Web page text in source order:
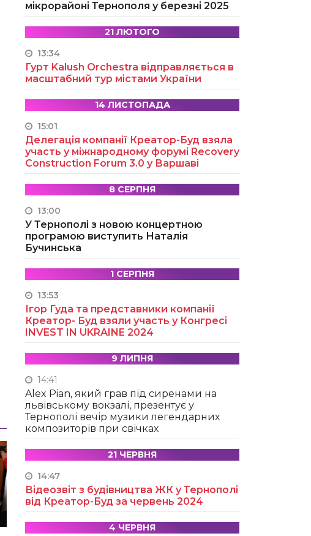
мікрорайоні Тернополя у березні 2025
21 ЛЮТОГО
13:34
Гурт Kalush Orchestra відправляється в
масштабний тур містами України
14 ЛИСТОПАДА
15:01
Делегація компанії Креатор-Буд взяла
участь у міжнародному форумі Recovery
Construction Forum 3.0 у Варшаві
8 СЕРПНЯ
13:00
У Тернополі з новою концертною
програмою виступить Наталія
Бучинська
1 СЕРПНЯ
13:53
Ігор Гуда та представники компанії
Креатор- Буд взяли участь у Конгресі
INVEST IN UKRAINE 2024
9 ЛИПНЯ
14:41
Alex Pian, який грав під сиренами на
львівському вокзалі, презентує у
Тернополі вечір музики легендарних
композиторів при свічках
21 ЧЕРВНЯ
14:47
Відеозвіт з будівництва ЖК у Тернополі
від Креатор-Буд за червень 2024
4 ЧЕРВНЯ